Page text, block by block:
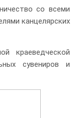
со всеми
канцелярских
краеведческой
сувениров и